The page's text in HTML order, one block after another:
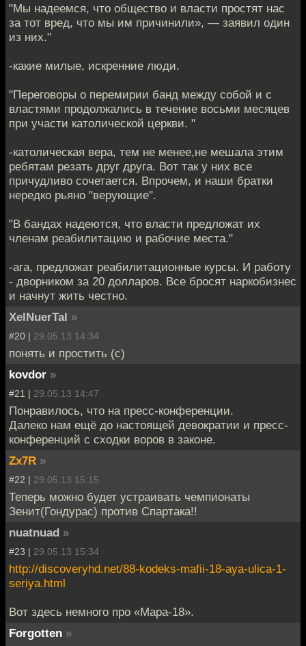
"Мы надеемся, что общество и власти простят нас
за тот вред, что мы им причинили», — заявил один
из них."
-какие милые, искренние люди.
"Переговоры о перемирии банд между собой и с
властями продолжались в течение восьми месяцев
при участи католической церкви. "
-католическая вера, тем не менее,не мешала этим
ребятам резать друг друга. Вот так у них все
причудливо сочетается. Впрочем, и наши братки
нередко рьяно "верующие".
"В бандах надеются, что власти предложат их
членам реабилитацию и рабочие места."
-ага, предложат реабилитационные курсы. И работу
- дворником за 20 долларов. Все бросят наркобизнес
и начнут жить честно.
XelNuerTal »
#20 | 29.05.13 14:34
понять и простить (с)
kovdor »
#21 | 29.05.13 14:47
Понравилось, что на пресс-конференции.
Далеко нам ещё до настоящей девократии и пресс-
конференций с сходки воров в законе.
Zx7R »
#22 | 29.05.13 15:15
Теперь можно будет устраивать чемпионаты
Зенит(Гондурас) против Спартака!!
nuatnuad »
#23 | 29.05.13 15:34
http://discoveryhd.net/88-kodeks-mafii-18-aya-ulica-1-
seriya.html
Вот здесь немного про «Мара-18».
Forgotten »